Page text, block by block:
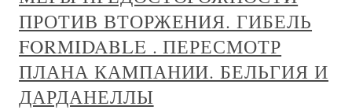
ПРОТИВ ВТОРЖЕНИЯ. ГИБЕЛЬ
FORMIDABLE . ПЕРЕСМОТР
ПЛАНА КАМПАНИИ. БЕЛЬГИЯ И
ДАРДАНЕЛЛЫ